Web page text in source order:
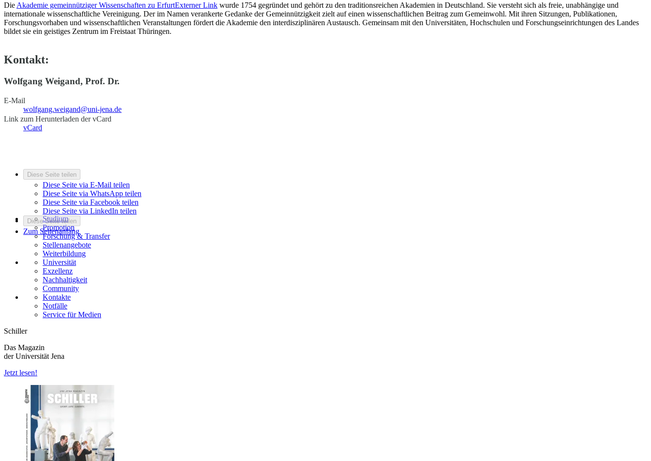
Die Akademie gemeinnütziger Wissenschaften zu ErfurtExterner Link wurde 1754 gegründet und gehört zu den traditionsreichen Akademien in Deutschland. Sie versteht sich als freie, unabhängige und
internationale wissenschaftliche Vereinigung. Der im Namen verankerte Gedanke der Gemeinnützigkeit zielt auf einen wissenschaftlichen Beitrag zum Gemeinwohl. Mit ihren Sitzungen, Publikationen,
Forschungsvorhaben und wissenschaftlichen Veranstaltungen fördert die Akademie den interdisziplinären Austausch. Gemeinsam mit den Universitäten, Hochschulen und Forschungseinrichtungen des Landes
bildet sie ein geistiges Zentrum im Freistaat Thüringen.
Kontakt:
Wolfgang Weigand, Prof. Dr.
E-Mail
wolfgang.weigand@uni-jena.de
Link zum Herunterladen der vCard
vCard
Diese Seite teilen
Diese Seite via E-Mail teilen
Diese Seite via WhatsApp teilen
Diese Seite via Facebook teilen
Diese Seite via LinkedIn teilen
Diese Seite teilen
Zum Seitenanfang
Studium
Promotion
Forschung & Transfer
Stellenangebote
Weiterbildung
Universität
Exzellenz
Nachhaltigkeit
Community
Kontakte
Notfälle
Service für Medien
Schiller
Das Magazin
der Universität Jena
Jetzt lesen!